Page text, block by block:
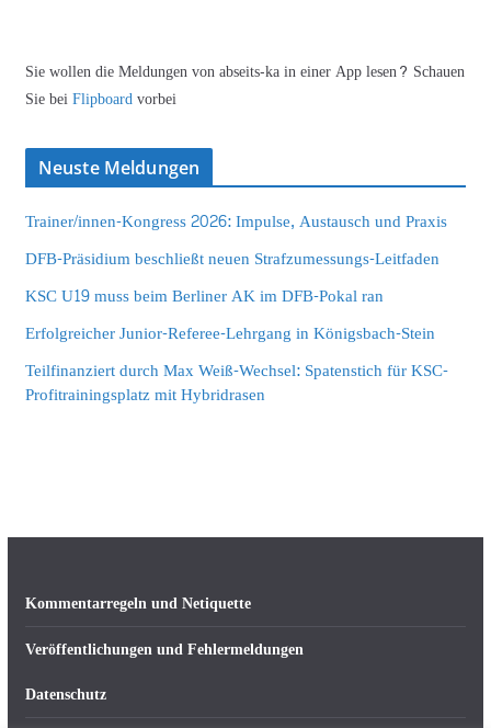
Sie wollen die Meldungen von abseits-ka in einer App lesen? Schauen
Sie beiFlipboardvorbei
Neuste Meldungen
Trainer/innen-Kongress 2026: Impulse, Austausch und Praxis
DFB-Präsidium beschließt neuen Strafzumessungs-Leitfaden
KSC U19 muss beim Berliner AK im DFB-Pokal ran
Erfolgreicher Junior-Referee-Lehrgang in Königsbach-Stein
Teilfinanziert durch Max Weiß-Wechsel: Spatenstich für KSC-
Profitrainingsplatz mit Hybridrasen
Kommentarregeln und Netiquette
Veröffentlichungen und Fehlermeldungen
Datenschutz